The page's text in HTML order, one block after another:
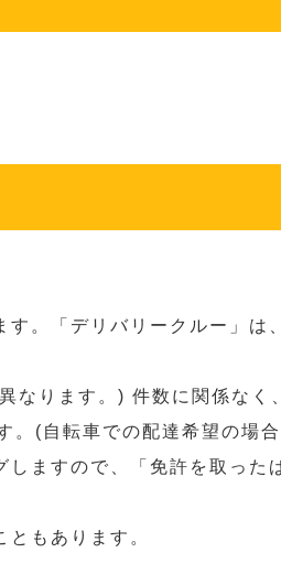
。「デリバリークルー」は
なります。) 件数に関係なく
。(自転車での配達希望の場
ますので、「免許を取った
もあります。